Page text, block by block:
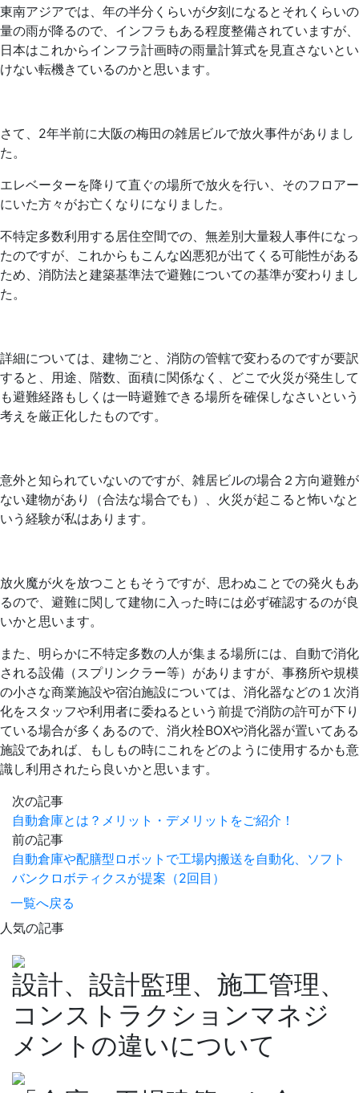
東南アジアでは、年の半分くらいが夕刻になるとそれくらいの
量の雨が降るので、インフラもある程度整備されていますが、
日本はこれからインフラ計画時の雨量計算式を見直さないとい
けない転機きているのかと思います。
さて、 2年半前に大阪の梅田の雑居ビルで放火事件がありまし
た。
エレベーターを降りて直ぐの場所で放火を行い、そのフロアー
にいた方々がお亡くなりになりました。
不特定多数利用する居住空間での、無差別大量殺人事件になっ
たのですが、これからもこんな凶悪犯が出てくる可能性がある
ため、消防法と建築基準法で避難についての基準が変わりまし
た。
詳細については、建物ごと、消防の管轄で変わるのですが要訳
すると、用途、階数、面積に関係なく、どこで火災が発生して
も避難経路もしくは一時避難できる場所を確保しなさいという
考えを厳正化したものです。
意外と知られていないのですが、雑居ビルの場合２方向避難が
ない建物があり（合法な場合でも）、火災が起こると怖いなと
いう経験が私はあります。
放火魔が火を放つこともそうですが、思わぬことでの発火もあ
るので、避難に関して建物に入った時には必ず確認するのが良
いかと思います。
また、明らかに不特定多数の人が集まる場所には、自動で消化
される設備（スプリンクラー等）がありますが、事務所や規模
の小さな商業施設や宿泊施設については、消化器などの１次消
化をスタッフや利用者に委ねるという前提で消防の許可が下り
ている場合が多くあるので、消火栓BOXや消化器が置いてある
施設であれば、もしもの時にこれをどのように使用するかも意
識し利用されたら良いかと思います。
次の記事
自動倉庫とは？メリット・デメリットをご紹介！
前の記事
自動倉庫や配膳型ロボットで工場内搬送を自動化、ソフト
バンクロボティクスが提案（2回目）
一覧へ戻る
人気の記事
設計、設計監理、施工管理、
コンストラクションマネジ
メントの違いについて